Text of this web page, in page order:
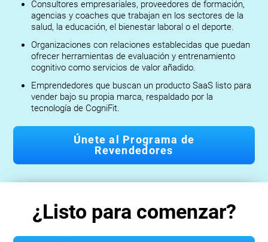
Consultores empresariales, proveedores de formación,
agencias y coaches que trabajan en los sectores de la
salud, la educación, el bienestar laboral o el deporte.
Organizaciones con relaciones establecidas que puedan
ofrecer herramientas de evaluación y entrenamiento
cognitivo como servicios de valor añadido.
Emprendedores que buscan un producto SaaS listo para
vender bajo su propia marca, respaldado por la
tecnología de CogniFit.
Únete al Programa de
Revendedores
¿Listo para comenzar?